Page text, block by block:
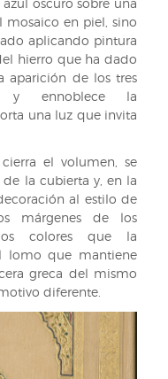
oscuro sobre una
mosaico en piel, sino
aplicando pintura
hierro que ha dado
aparición de los tres
y ennoblece la
una luz que invita
el volumen, se
la cubierta y, en la
al estilo de
márgenes de los
colores que la
lomo que mantiene
greca del mismo
diferente.